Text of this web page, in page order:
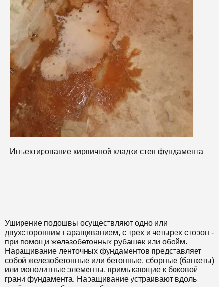
Инъектирование кирпичной кладки стен фундамента
Уширение подошвы осуществляют одно или
двухсторонним наращиванием, с трех и четырех сторон -
при помощи железобетонных рубашек или обойм.
Наращивание ленточных фундаментов представляет
собой железобетонные или бетонные, сборные (банкеты)
или монолитные элементы, примыкающие к боковой
грани фундамента. Наращивание устраивают вдоль